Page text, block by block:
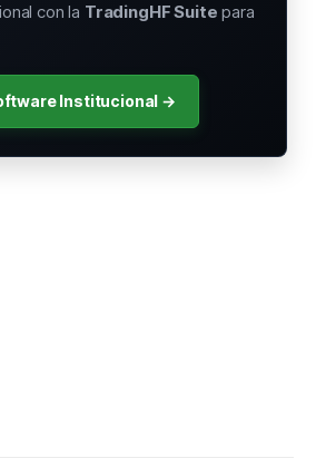
con la TradingHF Suite para
Institucional →